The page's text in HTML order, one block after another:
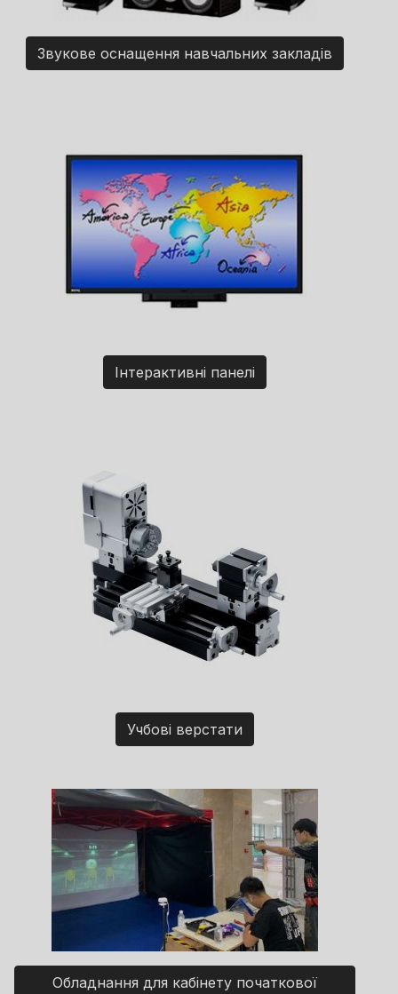
Звукове оснащення навчальних закладів
Інтерактивні панелі
Учбові верстати
Обладнання для кабінету початкової